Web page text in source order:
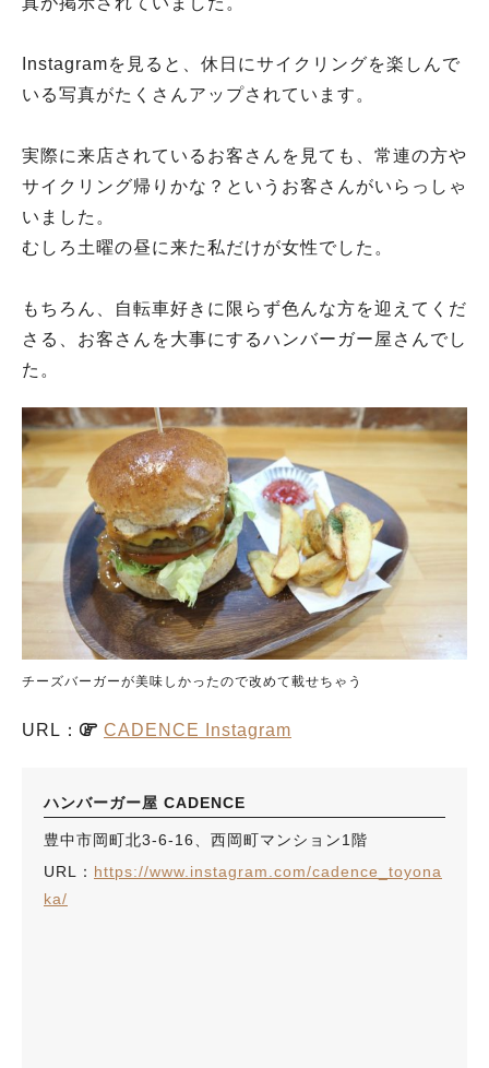
Instagramを見ると、休日にサイクリングを楽しんで
いる写真がたくさんアップされています。
実際に来店されているお客さんを見ても、常連の方や
サイクリング帰りかな？というお客さんがいらっしゃ
いました。
むしろ土曜の昼に来た私だけが女性でした。
もちろん、自転車好きに限らず色んな方を迎えてくだ
さる、お客さんを大事にするハンバーガー屋さんでし
た。
チーズバーガーが美味しかったので改めて載せちゃう
URL： CADENCE Instagram
ハンバーガー屋 CADENCE
豊中市岡町北3-6-16、西岡町マンション1階
URL： https://www.instagram.com/cadence_toyona
ka/